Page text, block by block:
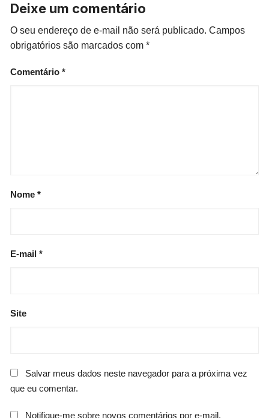
Deixe um comentário
O seu endereço de e-mail não será publicado. Campos
obrigatórios são marcados com*
Comentário*
Nome*
E-mail*
Site
Salvar meus dados neste navegador para a próxima vez
que eu comentar.
Notifique-me sobre novos comentários por e-mail.